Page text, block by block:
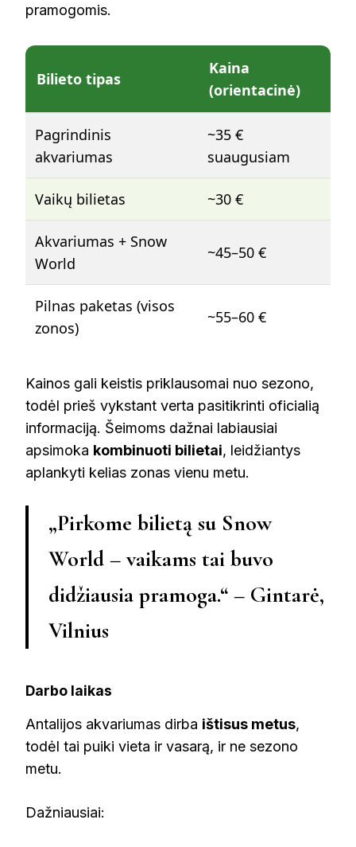
pramogomis.
Bilieto tipas
Kaina
(orientacinė)
Pagrindinis
akvariumas
~35 €
suaugusiam
Vaikų bilietas ~30 €
Akvariumas + Snow
World
~45–50 €
Pilnas paketas (visos
zonos)
~55–60 €
Kainos gali keistis priklausomai nuo sezono,
todėl prieš vykstant verta pasitikrinti oficialią
informaciją. Šeimoms dažnai labiausiai
apsimoka kombinuoti bilietai, leidžiantys
aplankyti kelias zonas vienu metu.
„Pirkome bilietą su Snow
World – vaikams tai buvo
didžiausia pramoga.“ – Gintarė,
Vilnius
Darbo laikas
Antalijos akvariumas dirba ištisus metus,
todėl tai puiki vieta ir vasarą, ir ne sezono
metu.
Dažniausiai: